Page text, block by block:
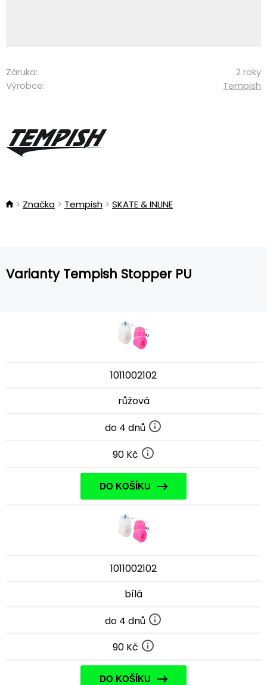
Záruka:
2 roky
Výrobce:
Tempish
Značka Tempish SKATE & INLINE
Varianty Tempish Stopper PU
1011002102
růžová
do 4 dnů
90 Kč
DO KOŠÍKU
1011002102
bílá
do 4 dnů
90 Kč
DO KOŠÍKU